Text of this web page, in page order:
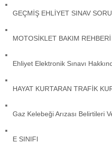
GEÇMİŞ EHLİYET SINAV
MOTOSİKLET BAKIM REHBERİ
Ehliyet Elektronik Sınavı
HAYAT KURTARAN TRAFİK
Gaz Kelebeği Arızası Belirtileri
E SINIFI